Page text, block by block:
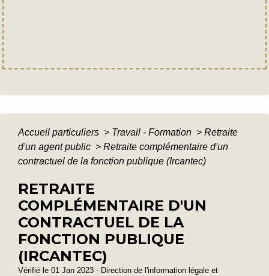
Accueil particuliers > Travail - Formation > Retraite
d'un agent public > Retraite complémentaire d'un
contractuel de la fonction publique (Ircantec)
RETRAITE
COMPLÉMENTAIRE D'UN
CONTRACTUEL DE LA
FONCTION PUBLIQUE
(IRCANTEC)
Vérifié le 01 Jan 2023 - Direction de l'information légale et